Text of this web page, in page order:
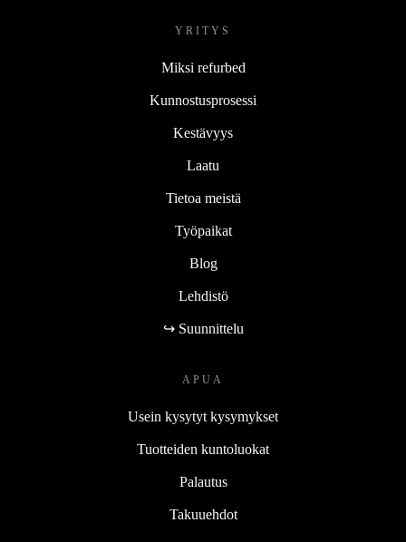
YRITYS
Miksi refurbed
Kunnostusprosessi
Kestävyys
Laatu
Tietoa meistä
Työpaikat
Blog
Lehdistö
↪ Suunnittelu
APUA
Usein kysytyt kysymykset
Tuotteiden kuntoluokat
Palautus
Takuuehdot